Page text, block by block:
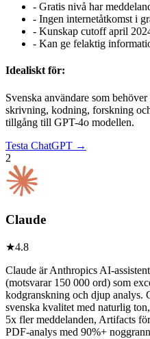
- Gratis nivå har
- Ingen internetåtkomst i
- Kunskap cutoff april
- Kan ge felaktig
Idealiskt för:
Svenska användare som
skrivning, kodning, forskning
tillgång till GPT-4o modellen.
Testa ChatGPT →
2
Claude
★4.8
Claude är Anthropics AI-
(motsvarar 150 000 ord) som
kodgranskning och djup analys.
svenska kvalitet med naturlig
5x fler meddelanden, Artifacts
PDF-analys med 90%+